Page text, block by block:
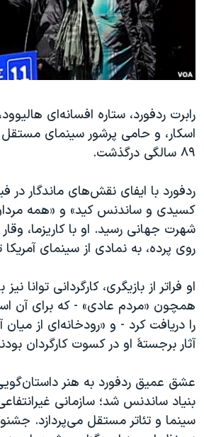
فرهنگ و زندگی
حقوق شهروندی
اقتصادی
اسرائیل در جنگ
گالری عکس
مستندها
انتخابات ریاست جمهوری آمریکا ۲۰۲۴
حمله جمهوری اسلامی به اسرائیل
ورزش زنان در ایران
اعتراضات زن، زندگی، آزادی
تریبونال مردمی آبان ۹۸
دادگاه حمید نوری
چهل سال گروگان‌گیری
اعتراضات مردمی آبان ۹۸
اسرائیل در جنگ
نرگس محمدی برنده جایزه نوبل صلح
صفحه‌های ویژه
سفر پرزیدنت ترامپ به چین
دنبال کنید
زبانهای مختلف
رابرت ردفورد، ستاره افسانه‌ای
اسکار، و حامی پرشور سینمای
۸۹ سالگی درگذشت.
ردفورد با ایفای نقش‌های ماندگار
کسیدی و ساندنس کید» و «همه
شهرت جهانی رسید. او با کاریزما،
روی پرده، به نمادی از سینمای
او فراتر از بازیگری، کارگردانی توانا
همچون «مردم عادی» - که برای آن
را دریافت کرد - و «رودخانه‌ای از
آثار برجستهٔ او در کسوت کارگردان
عشق عمیق ردفورد به هنر
بنیاد ساندنس شد؛ سازمانی
سینما و تئاتر مستقل می‌پردازد.